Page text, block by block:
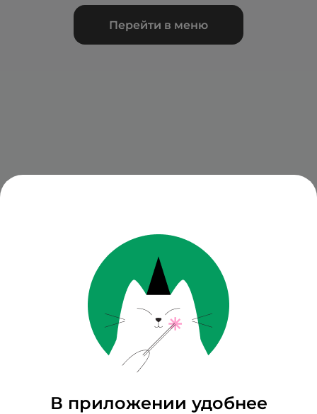
Перейти в меню
В приложении удобнее